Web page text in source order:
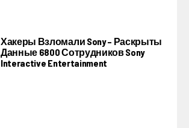
Хакеры Взломали Sony – Раскрыты
Данные 6800 Сотрудников Sony
Interactive Entertainment